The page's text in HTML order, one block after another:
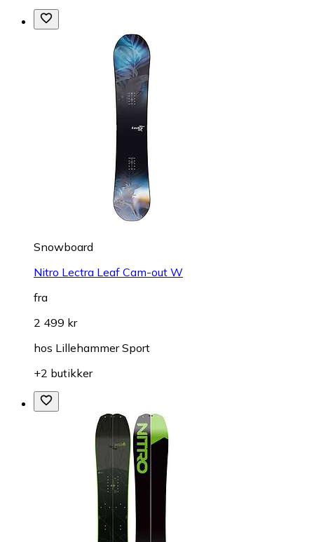
Snowboard
Nitro Lectra Leaf Cam-out W
fra
2 499 kr
hos Lillehammer Sport
+2 butikker